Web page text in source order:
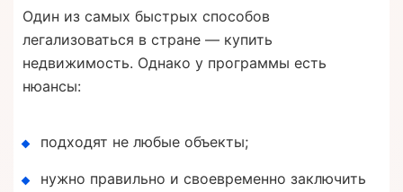
Один из самых быстрых способов
легализоваться в стране — купить
недвижимость. Однако у программы есть
нюансы:
подходят не любые объекты;
нужно правильно и своевременно заключить